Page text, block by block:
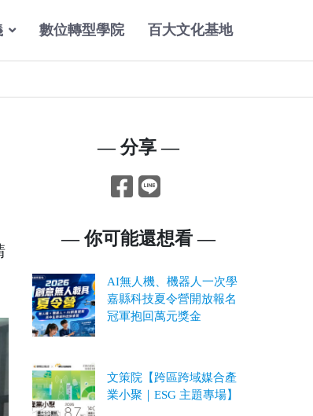
數位轉型學院 百大文化基地
— 分享 —
— 你可能還想看 —
AI無人機、機器人一次學
嘉縣科技夏令營開放報名
冠軍抱回萬元獎金
文策院【跨區跨域媒合產
業小聚｜ESG 主題專場】